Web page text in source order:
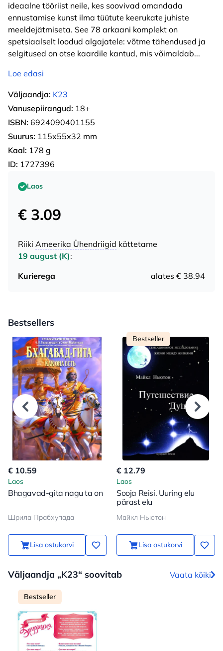
ideaalne tööriist neile, kes soovivad omandada
ennustamise kunst ilma tüütute keerukate juhiste
meeldejätmiseta. See 78 arkaani komplekt on
spetsiaalselt loodud algajatele: võtme tähendused ja
selgitused on otse kaardile kantud, mis võimaldab...
Loe edasi
Väljaandja: K23
Vanusepiirangud: 18+
ISBN: 6924090401155
Suurus: 115х55х32 mm
Kaal: 178 g
ID: 1727396
Laos
€ 3.09
Riiki Ameerika Ühendriigid kättetame
19 august (K):
Kurierega
alates € 38.94
Bestsellers
€ 10.59
Laos
Bhagavad-gita nagu ta on
Шрила Прабхупада
Lisa ostukorvi
Bestseller
€ 12.79
Laos
Sooja Reisi. Uuring elu
pärast elu
Майкл Ньютон
Lisa ostukorvi
Väljaandja „K23“ soovitab Vaata kõiki
Bestseller